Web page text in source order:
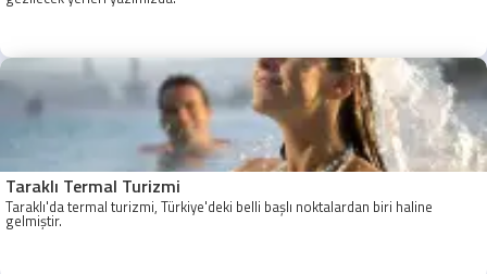
Taraklı Termal Turizmi
Taraklı'da termal turizmi, Türkiye'deki belli başlı noktalardan biri haline
gelmiştir.